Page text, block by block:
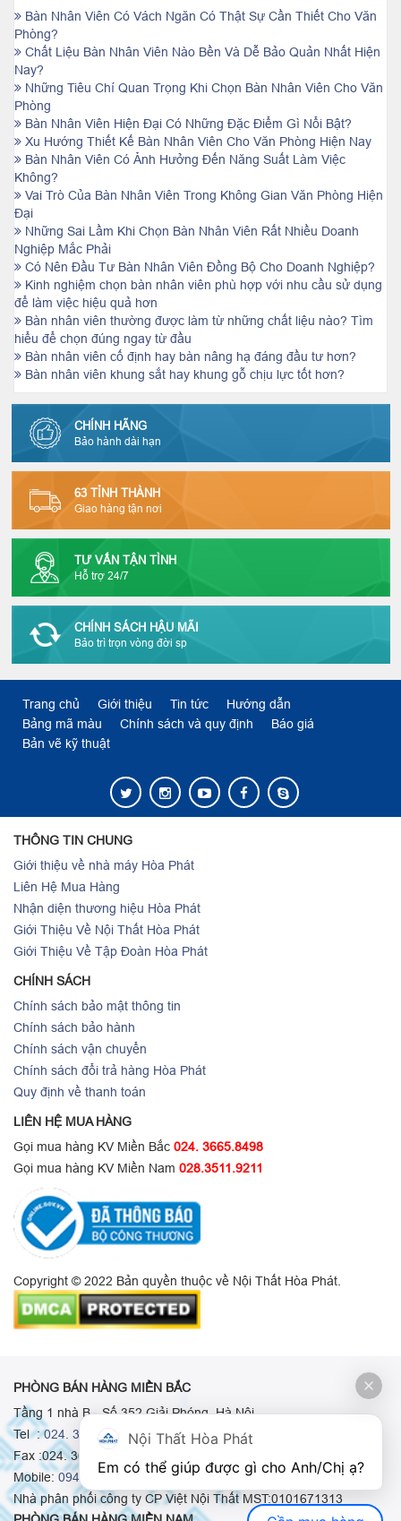
Bàn Nhân Viên Có Vách Ngăn Có Thật Sự Cần Thiết Cho Văn
Phòng?
Chất Liệu Bàn Nhân Viên Nào Bền Và Dễ Bảo Quản Nhất Hiện
Nay?
Những Tiêu Chí Quan Trọng Khi Chọn Bàn Nhân Viên Cho Văn
Phòng
Bàn Nhân Viên Hiện Đại Có Những Đặc Điểm Gì Nổi Bật?
Xu Hướng Thiết Kế Bàn Nhân Viên Cho Văn Phòng Hiện Nay
Bàn Nhân Viên Có Ảnh Hưởng Đến Năng Suất Làm Việc
Không?
Vai Trò Của Bàn Nhân Viên Trong Không Gian Văn Phòng Hiện
Đại
Những Sai Lầm Khi Chọn Bàn Nhân Viên Rất Nhiều Doanh
Nghiệp Mắc Phải
Có Nên Đầu Tư Bàn Nhân Viên Đồng Bộ Cho Doanh Nghiệp?
Kinh nghiệm chọn bàn nhân viên phù hợp với nhu cầu sử dụng
để làm việc hiệu quả hơn
Bàn nhân viên thường được làm từ những chất liệu nào? Tìm
hiểu để chọn đúng ngay từ đầu
Bàn nhân viên cố định hay bàn nâng hạ đáng đầu tư hơn?
Bàn nhân viên khung sắt hay khung gỗ chịu lực tốt hơn?
CHÍNH HÃNG
Bảo hành dài hạn
63 TỈNH THÀNH
Giao hàng tận nơi
TƯ VẤN TẬN TÌNH
Hỗ trợ 24/7
CHÍNH SÁCH HẬU MÃI
Bảo trì trọn vòng đời sp
Trang chủ Giới thiệu Tin tức
Hướng dẫn
Bảng mã màu
Chính sách và quy định
Báo giá
Bản vẽ kỹ thuật
THÔNG TIN CHUNG
Giới thiệu về nhà máy Hòa Phát
Liên Hệ Mua Hàng
Nhận diện thương hiệu Hòa Phát
Giới Thiệu Về Nội Thất Hòa Phát
Giới Thiệu Về Tập Đoàn Hòa Phát
CHÍNH SÁCH
Chính sách bảo mật thông tin
Chính sách bảo hành
Chính sách vận chuyển
Chính sách đổi trả hàng Hòa Phát
Quy định về thanh toán
LIÊN HỆ MUA HÀNG
Gọi mua hàng KV Miền Bắc 024. 3665.8498
Gọi mua hàng KV Miền Nam 028.3511.9211
Copyright © 2022 Bản quyền thuộc về Nội Thất Hòa Phát.
PHÒNG BÁN HÀNG MIỀN BẮC
Tầng 1 nhà B - Số 352 Giải Phóng, Hà Nội
Tel :024. 3665 8498-024. 3665 8966-024. 3665 8993
Fax :024. 3664.9379
Mobile: 0948.511.555- 0973.375.668- 0942.155.688
Nhà phân phối công ty CP Việt Nội Thất MST:0101671313
Nội Thất Hòa Phát